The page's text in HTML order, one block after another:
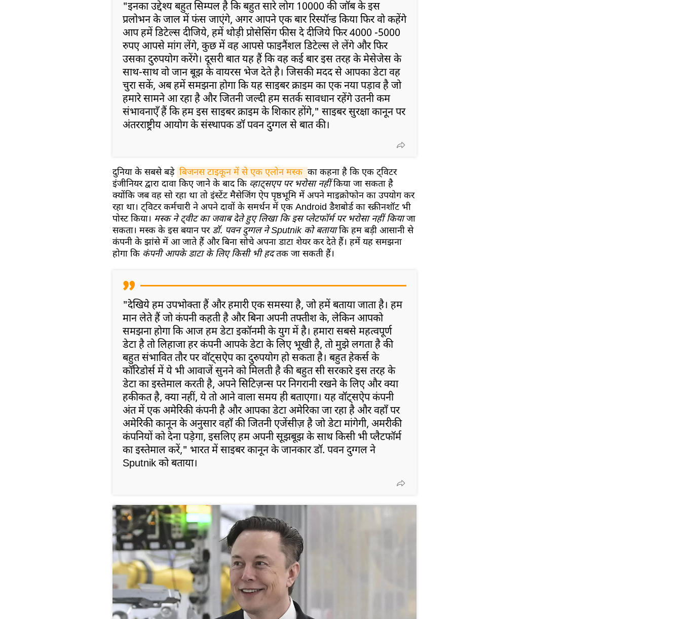
"इनका उद्देश्य बहुत सिम्पल है कि बहुत सारे लोग 10000 की जॉब के इस
प्रलोभन के जाल में फंस जाएंगे, अगर आपने एक बार रिस्पॉन्ड किया फिर वो कहेंगे
आप हमें डिटेल्स दीजिये, हमें थोड़ी प्रोसेसिंग फीस दे दीजिये फिर 4000 -5000
रुपए आपसे मांग लेंगे, कुछ में वह आपसे फाइनैंशल डिटेल्स ले लेंगे और फिर
उसका दुरुपयोग करेंगे। दूसरी बात यह हैं कि वह कई बार इस तरह के मेसेजेस के
साथ-साथ वो जान बूझ के वायरस भेज देते है। जिसकी मदद से आपका डेटा वह
चुरा सकें, अब हमें समझना होगा कि यह साइबर क्राइम का एक नया पड़ाव है जो
हमारे सामने आ रहा है और जितनी जल्दी हम सतर्क सावधान रहेंगे उतनी कम
संभावनाएँ हैं कि हम इस साइबर क्राइम के शिकार होंगे," साइबर सुरक्षा कानून पर
अंतरराष्ट्रीय आयोग के संस्थापक डॉ पवन दुग्गल से बात की।
दुनिया के सबसे बड़े बिजनस टाइकून में से एक एलोन मस्क का कहना है कि एक ट्विटर
इंजीनियर द्वारा दावा किए जाने के बाद कि व्हाट्सएप पर भरोसा नहींकिया जा सकता है
क्योंकि जब वह सो रहा था तो इंस्टेंट मैसेजिंग ऐप पृष्ठभूमि में अपने माइक्रोफोन का उपयोग कर
रहा था। ट्विटर कर्मचारी ने अपने दावों के समर्थन में एक Android डैशबोर्ड का स्क्रीनशॉट भी
पोस्ट किया। मस्क ने ट्वीट का जवाब देते हुए लिखा कि इस प्लेटफॉर्म पर भरोसा नहीं कियाजा
सकता। मस्क के इस बयान पर डॉ. पवन दुग्गल ने Sputnik को बतायाकि हम बड़ी आसानी से
कंपनी के झांसे में आ जाते हैं और बिना सोचे अपना डाटा शेयर कर देते हैं। हमें यह समझना
होगा कि कंपनी आपके डाटा के लिए किसी भी हदतक जा सकती हैं।
"देखिये हम उपभोक्ता हैं और हमारी एक समस्या है, जो हमें बताया जाता है। हम
मान लेते हैं जो कंपनी कहती है और बिना अपनी तफ्तीश के, लेकिन आपको
समझना होगा कि आज हम डेटा इकॉनमी के युग में है। हमारा सबसे महत्वपूर्ण
डेटा है तो लिहाजा हर कंपनी आपके डेटा के लिए भूखी है, तो मुझे लगता है की
बहुत संभावित तौर पर वॉट्सऐप का दुरुपयोग हो सकता है। बहुत हेकर्स के
कॉरिडोर्स में ये भी आवाजें सुनने को मिलती है की बहुत सी सरकारे इस तरह के
डेटा का इस्तेमाल करती है, अपने सिटिज़न्स पर निगरानी रखने के लिए और क्या
हकीकत है, क्या नहीं, ये तो आने वाला समय ही बताएगा। यह वॉट्सऐप कंपनी
अंत में एक अमेरिकी कंपनी है और आपका डेटा अमेरिका जा रहा है और वहाँ पर
अमेरिकी कानून के अनुसार वहाँ की जितनी एजेंसीज़ है जो डेटा मांगेगी, अमरीकी
कंपनियों को देना पड़ेगा, इसलिए हम अपनी सूझबूझ के साथ किसी भी प्लैटफॉर्म
का इस्तेमाल करें," भारत में साइबर कानून के जानकार डॉ. पवन दुग्गल ने
Sputnik को बताया।